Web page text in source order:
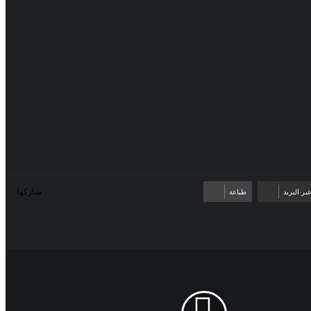
شاركها البريد طباعة